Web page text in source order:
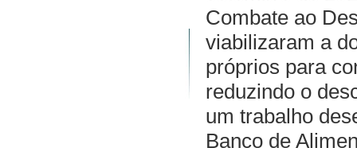
Combate ao
viabilizaram a
próprios para
reduzindo o
um trabalho
Banco de